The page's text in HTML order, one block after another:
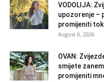
VODOLIJA:
upozorenje –
promijeniti
August 6, 2026
OVAN:
smijete
promijeniti